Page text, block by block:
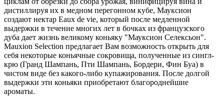
дистиллируя их в медном перегонном кубе, Мауксион
создают нектар Eaux de vie, который после медленной
выдержки в течение многих лет в бочках из французского
дуба дает жизнь великому коньяку "Мауксион Селексьон".
Mauxion Selection предлагает Вам возможность открыть для
себя некоторые коньячные сокровища, полученные из сингл-
крю (Гранд Шампань, Пти Шампань, Бордери, Фин Буа) в
чистом виде без какого-либо купажирования. После долгой
выдержки эти коньяки приобретают благороднейшие
ароматы.